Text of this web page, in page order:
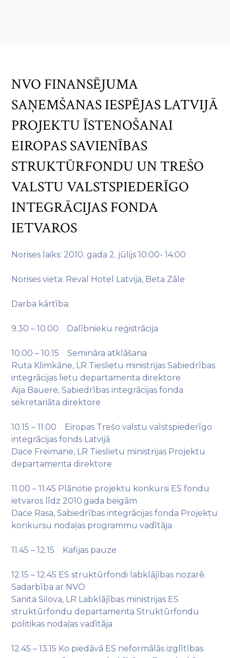
NVO FINANSĒJUMA
SAŅEMŠANAS IESPĒJAS LATVIJĀ
PROJEKTU ĪSTENOŠANAI
EIROPAS SAVIENĪBAS
STRUKTŪRFONDU UN TREŠO
VALSTU VALSTSPIEDERĪGO
INTEGRĀCIJAS FONDA
IETVAROS
Norises laiks: 2010. gada 2. jūlijs 10:00- 14:00
Norises vieta: Reval Hotel Latvija, Beta Zāle
Darba kārtība:
9.30 – 10.00 Dalībnieku reģistrācija
10.00 – 10.15 Semināra atklāšana
Ruta Klimkāne, LR Tieslietu ministrijas Sabiedrības
integrācijas lietu departamenta direktore
Aija Bauere, Sabiedrības integrācijas fonda
sekretariāta direktore
10.15 – 11.00 Eiropas Trešo valstu valstspiederīgo
integrācijas fonds Latvijā
Dace Freimane, LR Tieslietu ministrijas Projektu
departamenta direktore
11.00 – 11.45 Plānotie projektu konkursi ES fondu
ietvaros līdz 2010.gada beigām
Dace Rasa, Sabiedrības integrācijas fonda Projektu
konkursu nodaļas programmu vadītāja
11.45 – 12.15 Kafijas pauze
12.15 – 12.45 ES struktūrfondi labklājības nozarē.
Sadarbība ar NVO
Sanita Silova, LR Labklājības ministrijas ES
struktūrfondu departamenta Struktūrfondu
politikas nodaļas vadītāja
12.45 – 13.15 Ko piedāvā ES neformālās izglītības